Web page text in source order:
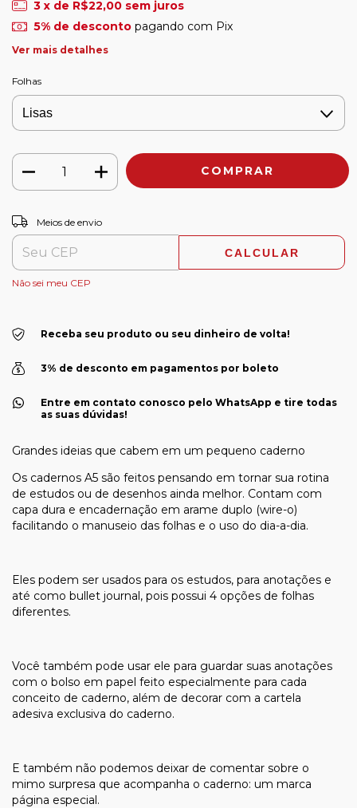
3 x de R$22,00 sem juros
5% de descontopagando com Pix
Ver mais detalhes
Folhas
Entregas para o CEP:
Meios de envio
CALCULAR
Não sei meu CEP
Receba seu produto ou seu dinheiro de volta!
3% de desconto em pagamentos por boleto
Entre em contato conosco pelo WhatsApp e tire todas
as suas dúvidas!
Grandes ideias que cabem em um pequeno caderno
Os cadernos A5 são feitos pensando em tornar sua rotina
de estudos ou de desenhos ainda melhor. Contam com
capa dura e encadernação em arame duplo (wire-o)
facilitando o manuseio das folhas e o uso do dia-a-dia.
Eles podem ser usados para os estudos, para anotações e
até como bullet journal, pois possui 4 opções de folhas
diferentes.
Você também pode usar ele para guardar suas anotações
com o bolso em papel feito especialmente para cada
conceito de caderno, além de decorar com a cartela
adesiva exclusiva do caderno.
E também não podemos deixar de comentar sobre o
mimo surpresa que acompanha o caderno: um marca
página especial.